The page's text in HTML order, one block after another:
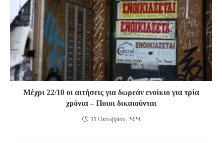
Μέχρι 22/10 οι αιτήσεις για δωρεάν ενοίκιο για τρία
χρόνια – Ποιοι δικαιούνται
11 Οκτωβρίου, 2024